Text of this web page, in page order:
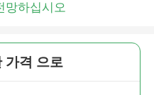
망하십시오
가격 으로